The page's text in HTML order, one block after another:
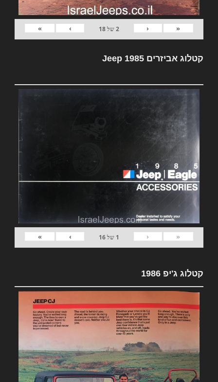
«
‹
2של18
›
»
קטלוג אביזרים Jeep 1985
«
‹
1 של16
›
»
קטלוג ג'יפ 1986